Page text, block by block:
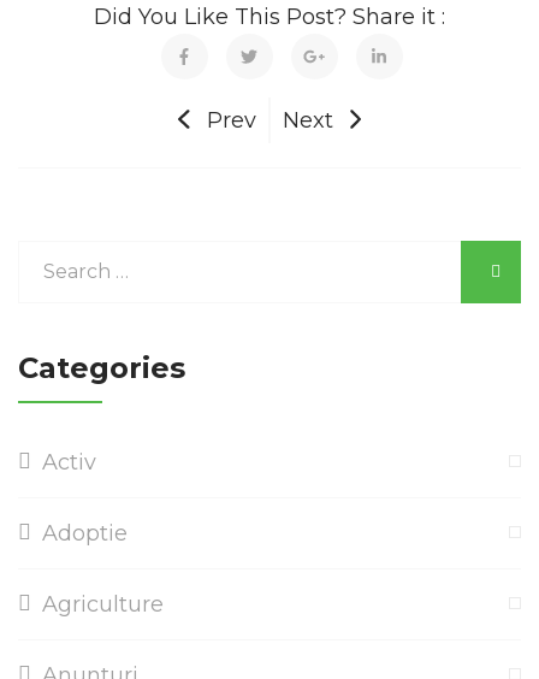
Did You Like This Post? Share it :
Prev Next
Categories
Activ
Adoptie
Agriculture